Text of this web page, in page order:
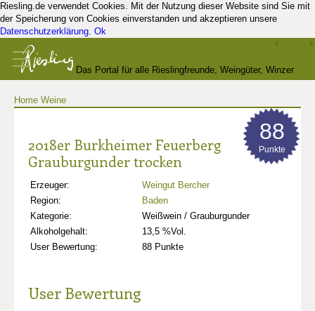
Riesling.de verwendet Cookies. Mit der Nutzung dieser Website sind Sie mit
der Speicherung von Cookies einverstanden und akzeptieren unsere
Datenschutzerklärung. Ok
Das Portal für alle Rieslingfreunde, Weingüter, Winzer
Home Weine
2018er Burkheimer Feuerberg
Grauburgunder trocken
Erzeuger:
Weingut Bercher
Region:
Baden
Kategorie:
Weißwein / Grauburgunder
Alkoholgehalt:
13,5 %Vol.
User Bewertung:
88 Punkte
88
Punkte
User Bewertung